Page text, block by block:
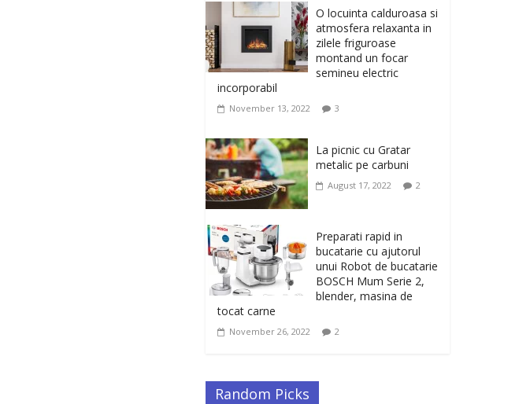
musculatura pentru un
corp sanatos si
armonios dezvoltat, cu
Flexor Fitness-dispozitiv
pentru tonifiere muschi
February 10, 2026
Ivatherm pentru o piele
neteda si elastica.
February 6, 2026
O locuinta calduroasa si
atmosfera relaxanta in
zilele friguroase
montand un focar
semineu electric
incorporabil
November 13, 2022 3
La picnic cu Gratar
metalic pe carbuni
August 17, 2022 2
Preparati rapid in
bucatarie cu ajutorul
unui Robot de bucatarie
BOSCH Mum Serie 2,
blender, masina de
tocat carne
November 26, 2022 2
Random Picks